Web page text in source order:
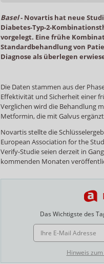
Basel- Novartis hat neue
Diabetes-Typ-2-
vorgelegt. Eine frühe
Standardbehandlung von
Diagnose als überlegen
Die Daten stammen aus der
Effektivität und Sicherheit einer
Verglichen wird die Behandlung
Metformin, die mit Galvus
Novartis stellte die
European Association for the
Verify-Studie seien derzeit in
kommenden Monaten
Das Wichtigste des
E-MAIL ADRESSE
Hinweis